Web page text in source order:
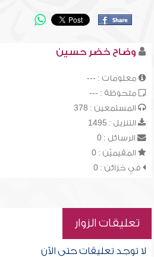
وضاح خضر حسين
معلومات : ---
ملحوظة : ---
المستمعين : 378
التنزيل : 1495
الرسائل : 0
المقيميّن : 0
في خزائن : 0
تعليقات الزوار
لا توجد تعليقات حتى الآن